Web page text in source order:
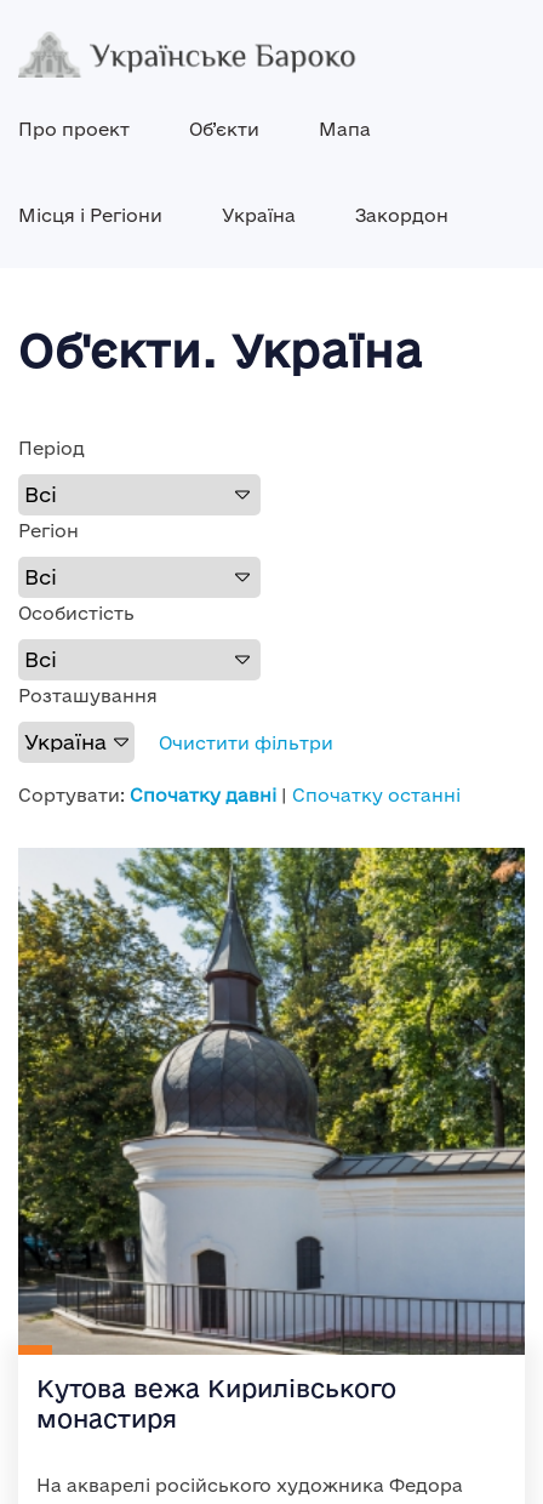
Про проект Об’єкти Мапа
Місця і Регіони Україна Закордон
Об'єкти. Україна
Період
Регіон
Особистість
Розташування
Очистити фільтри
Сортувати: Спочатку давні | Спочатку останні
Кутова вежа Кирилівського
монастиря
На акварелі російського художника Федора